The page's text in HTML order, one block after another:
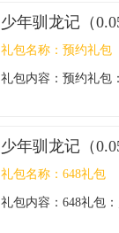
少年驯龙记（
礼包名称： 预约礼包
礼包内容： 预约礼包
少年驯龙记（
礼包名称： 648礼包
礼包内容： 648礼包